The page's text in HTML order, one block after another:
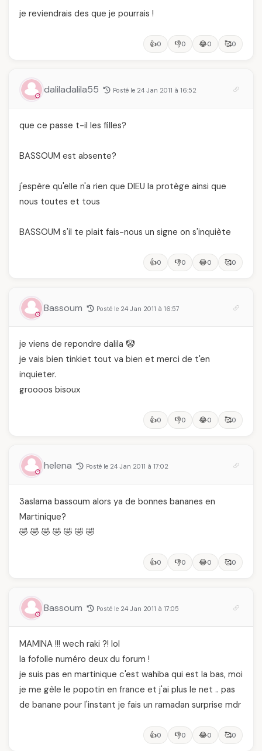
je reviendrais des que je pourrais !
👍0 👎0 😂0 🥰0
daliladalila55 Posté le 24 Jan 2011 à 16:52
que ce passe t-il les filles?
BASSOUM est absente?
j'espère qu'elle n'a rien que DIEU la protège ainsi que
nous toutes et tous
BASSOUM s'il te plait fais-nous un signe on s'inquiète
👍0 👎0 😂0 🥰0
Bassoum Posté le 24 Jan 2011 à 16:57
je viens de repondre dalila 🤡
je vais bien tinkiet tout va bien et merci de t'en
inquieter.
groooos bisoux
👍0 👎0 😂0 🥰0
helena Posté le 24 Jan 2011 à 17:02
3aslama bassoum alors ya de bonnes bananes en
Martinique?
🤣 🤣 🤣 🤣 🤣 🤣 🤣
👍0 👎0 😂0 🥰0
Bassoum Posté le 24 Jan 2011 à 17:05
MAMINA !!! wech raki ?! lol
la fofolle numéro deux du forum !
je suis pas en martinique c'est wahiba qui est la bas, moi
je me gèle le popotin en france et j'ai plus le net .. pas
de banane pour l'instant je fais un ramadan surprise mdr
👍0 👎0 😂0 🥰0